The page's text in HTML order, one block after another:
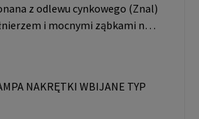
z odlewu cynkowego (Znal)
i mocnymi ząbkami na
z cynkowego odlewu
mają zmniejszające się
i skróconą żywotność